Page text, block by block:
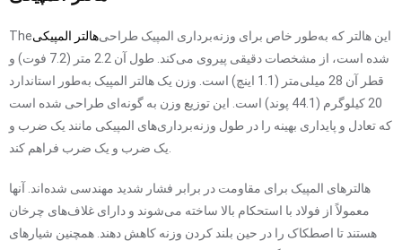
Theهالتر المپیکیاین هالتر که به‌طور خاص برای وزنه‌برداری المپیک طراحی
شده است، از مشخصات دقیقی پیروی می‌کند. طول آن 2.2 متر (7.2 فوت) و
قطر آن 28 میلی‌متر (1.1 اینچ) است. وزن یک هالتر المپیک به‌طور استاندارد
20 کیلوگرم (44.1 پوند) است. این توزیع وزن به گونه‌ای طراحی شده است
که تعادل و پایداری بهینه را در طول وزنه‌برداری‌های المپیکی مانند یک ضرب و
هالترهای المپیک برای مقاومت در برابر فشار شدید مهندسی شده‌اند. آنها
معمولاً از فولاد با استحکام بالا ساخته می‌شوند و دارای غلاف‌های چرخان
هستند تا اصطکاک را در حین بلند کردن وزنه کاهش دهند. همچنین شیارهای